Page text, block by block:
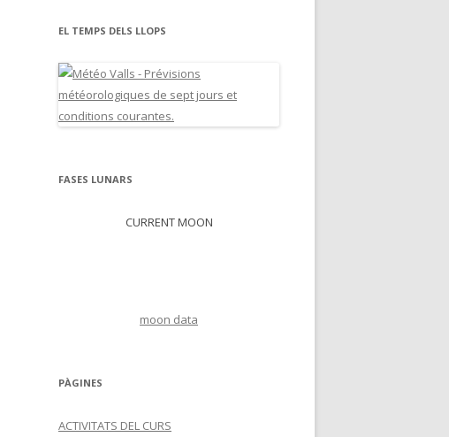
EL TEMPS DELS LLOPS
FASES LUNARS
CURRENT MOON
moon data
PÀGINES
ACTIVITATS DEL CURS